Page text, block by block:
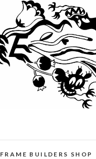
FRAME BUILDERS SHOP